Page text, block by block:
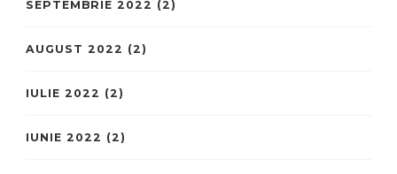
SEPTEMBRIE 2022 (2)
AUGUST 2022 (2)
IULIE 2022 (2)
IUNIE 2022 (2)